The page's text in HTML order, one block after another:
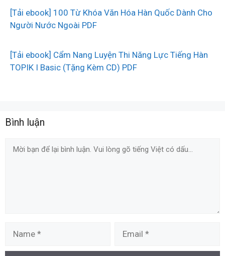
[Tải ebook] 100 Từ Khóa Văn Hóa Hàn Quốc Dành Cho
Người Nước Ngoài PDF
[Tải ebook] Cẩm Nang Luyện Thi Năng Lực Tiếng Hàn
TOPIK I Basic (Tặng Kèm CD) PDF
Bình luận
Comment